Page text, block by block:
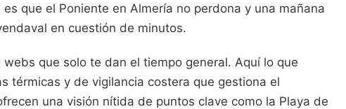
que el Poniente en Almería no perdona y una mañana
en cuestión de minutos.
que solo te dan el tiempo general. Aquí lo que
térmicas y de vigilancia costera que gestiona el
una visión nítida de puntos clave como la Playa de